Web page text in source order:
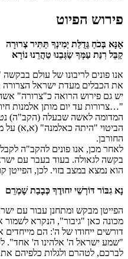
פירוש הפיוט
אָנָּא בְּכֹחַ גְּדֻלַּת יְמִינְךָ תַּתִּיר צְרוּרָה
קַבֵּל רִנַּת עַמְּךָ שַׂגְּבֵנוּ טַהֲרֵנוּ נוֹרָא
אנו פונים לריבונו של עולם
את הכבלים מעדת ישראל הצרורה
יש גם פירוש הרואה כ"צרורה"
"…צרורות עד יום מותן אלמנות
המדומה לאשה שבעלה (הקב"ה)
הביטוי "היתה כאלמנה" (א,א) על
החורבן.
לאחר מכן, אנו פונים להקב"ה
בקשה לגאולה. בעוד בעבר עם
הוא נמצא במצב בזוי. לכן,
נָא גִבּוֹר דּוֹרְשֵׁי יִחוּדֶךָ כְּבָבַת שָׁמְרֵם
הפייטן מבקש ומתחנן עבור עם
מכונה כאן "גיבור", הנקרא
דורשים ייחודו של ה': הם
"שמע ישראל ה' אלהינו ה' אחד".
לברכם, לטהרם ולגלות כלפיהם